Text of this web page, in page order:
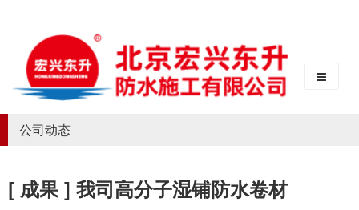
公司动态
[ 成果 ] 我司高分子湿铺防水卷材